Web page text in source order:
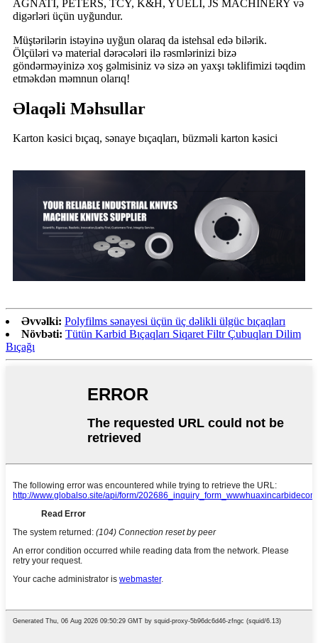
AGNATI, PETERS, TCY, K&H, YUELI, JS MACHINERY və
digərləri üçün uyğundur.
Müştərilərin istəyinə uyğun olaraq da istehsal edə bilərik.
Ölçüləri və material dərəcələri ilə rəsmlərinizi bizə
göndərməyinizə xoş gəlmisiniz və sizə ən yaxşı təklifimizi təqdim
etməkdən məmnun olarıq!
Əlaqəli Məhsullar
Karton kəsici bıçaq, sənaye bıçaqları, büzməli karton kəsici
Əvvəlki: Polyfilms sənayesi üçün üç dəlikli ülgüc bıçaqları
Növbəti: Tütün Karbid Bıçaqları Siqaret Filtr Çubuqları Dilim
Bıçağı